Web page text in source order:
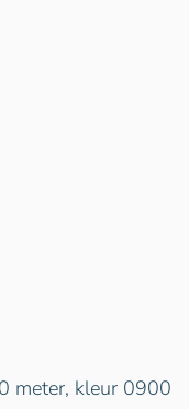
meter, kleur 0900